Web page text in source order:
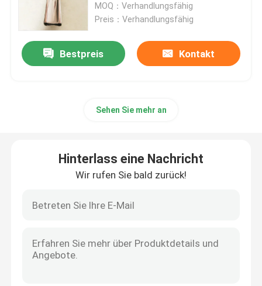
MOQ：Verhandlungsfähig
Preis：Verhandlungsfähig
Bestpreis Kontakt
Sehen Sie mehr an
Hinterlass eine Nachricht
Wir rufen Sie bald zurück!